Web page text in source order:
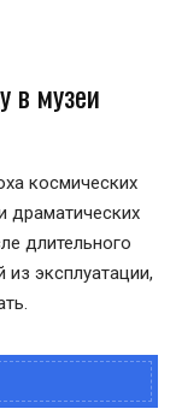
в музеи
космических
драматических
длительного
эксплуатации,